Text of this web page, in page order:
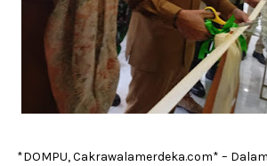
*DOMPU, Cakrawalamerdeka.com* –